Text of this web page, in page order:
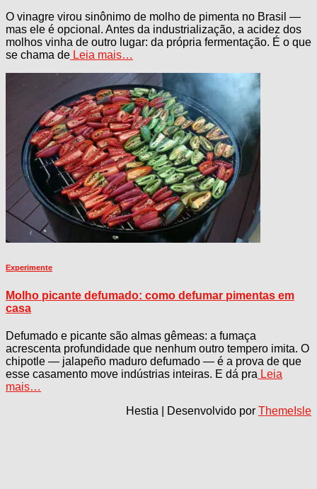
O vinagre virou sinônimo de molho de pimenta no Brasil —
mas ele é opcional. Antes da industrialização, a acidez dos
molhos vinha de outro lugar: da própria fermentação. É o que
se chama de Leia mais…
Experimente
Molho picante defumado: como defumar pimentas em
casa
Defumado e picante são almas gêmeas: a fumaça
acrescenta profundidade que nenhum outro tempero imita. O
chipotle — jalapeño maduro defumado — é a prova de que
esse casamento move indústrias inteiras. E dá pra Leia
mais…
Hestia | Desenvolvido por ThemeIsle